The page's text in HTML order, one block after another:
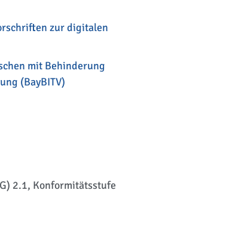
zur digitalen
mit Behinderung
(BayBITV)
2.1, Konformitätsstufe